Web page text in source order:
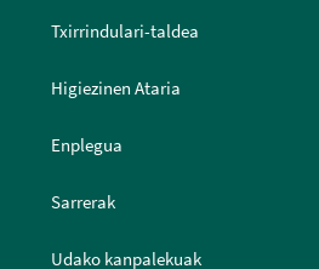
Txirrindulari-taldea
Higiezinen Ataria
Enplegua
Sarrerak
Udako kanpalekuak